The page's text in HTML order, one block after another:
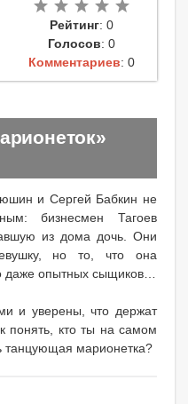
Рейтинг: 0
Голосов: 0
Комментариев: 0
и Сергей Бабкин не
бизнесмен Тагоев
из дома дочь. Они
но то, что она
даже опытных сыщиков…
и уверены, что держат
понять, кто ты на самом
танцующая марионетка?